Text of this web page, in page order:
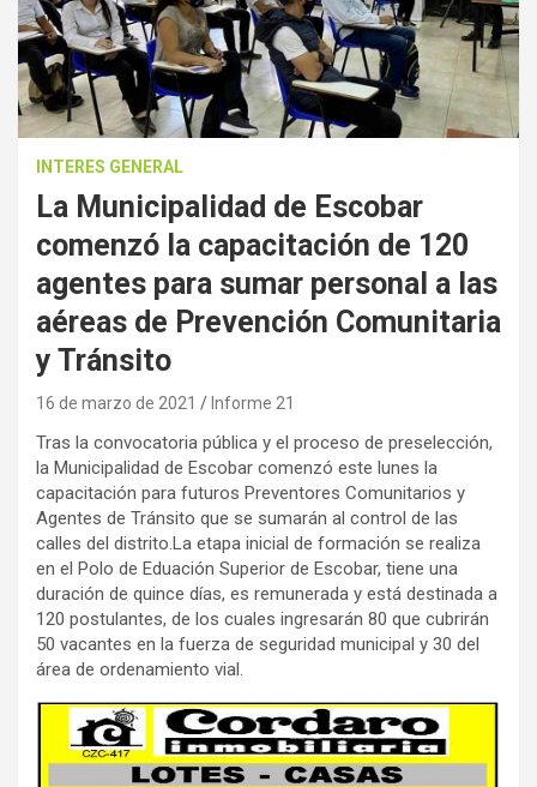
INTERES GENERAL
La Municipalidad de Escobar
comenzó la capacitación de 120
agentes para sumar personal a las
aéreas de Prevención Comunitaria
y Tránsito
16 de marzo de 2021 Informe 21
Tras la convocatoria pública y el proceso de preselección,
la Municipalidad de Escobar comenzó este lunes la
capacitación para futuros Preventores Comunitarios y
Agentes de Tránsito que se sumarán al control de las
calles del distrito.La etapa inicial de formación se realiza
en el Polo de Eduación Superior de Escobar, tiene una
duración de quince días, es remunerada y está destinada a
120 postulantes, de los cuales ingresarán 80 que cubrirán
50 vacantes en la fuerza de seguridad municipal y 30 del
área de ordenamiento vial.